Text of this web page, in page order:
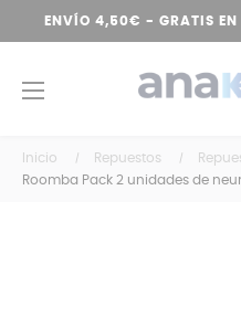
ENVÍO 4,50€ - GRATIS EN
Navegación
☰
Inicio Repuestos
Roomba Pack 2 unidades de